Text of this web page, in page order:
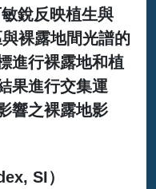
銳反映植生與
裸露地間光譜的
進行裸露地和植
果進行交集運
響之裸露地影
SI）